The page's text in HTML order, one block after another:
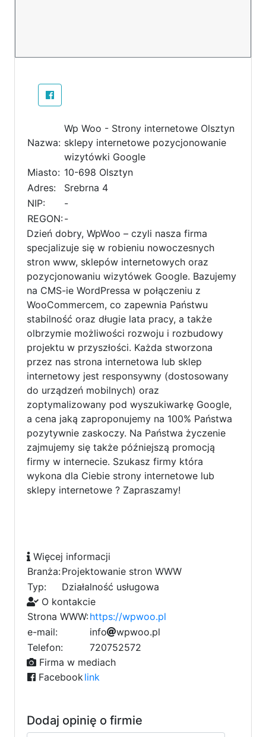
Nazwa:
Wp Woo - Strony internetowe Olsztyn
sklepy internetowe pozycjonowanie
wizytówki Google
Miasto: 10-698 Olsztyn
Adres:
Srebrna 4
NIP:
-
REGON:-
Dzień dobry, WpWoo – czyli nasza firma
specjalizuje się w robieniu nowoczesnych
stron www, sklepów internetowych oraz
pozycjonowaniu wizytówek Google. Bazujemy
na CMS-ie WordPressa w połączeniu z
WooCommercem, co zapewnia Państwu
stabilność oraz długie lata pracy, a także
olbrzymie możliwości rozwoju i rozbudowy
projektu w przyszłości. Każda stworzona
przez nas strona internetowa lub sklep
internetowy jest responsywny (dostosowany
do urządzeń mobilnych) oraz
zoptymalizowany pod wyszukiwarkę Google,
a cena jaką zaproponujemy na 100% Państwa
pozytywnie zaskoczy. Na Państwa życzenie
zajmujemy się także późniejszą promocją
firmy w internecie. Szukasz firmy która
wykona dla Ciebie strony internetowe lub
sklepy internetowe ? Zapraszamy!
Więcej informacji
Branża:Projektowanie stron WWW
Typ:
Działalność usługowa
O kontakcie
Strona WWW:https://wpwoo.pl
e-mail:
inf9
d
o wpa
w9
2
oo.pl
Telefon:
720752572
Firma w mediach
Facebook link
Dodaj opinię o firmie